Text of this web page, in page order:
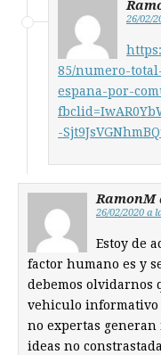
26/02/
85/numero-
espana-por-
-
RamonM
26/02/2020 a
Estoy de
factor humano es y
debemos olvidarnos
vehiculo informativo
no expertas generan
ideas no